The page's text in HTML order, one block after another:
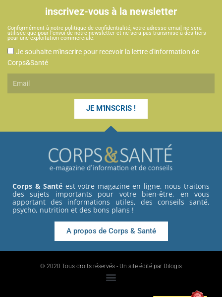
inscrivez-vous à la newsletter
Conformément à notre politique de confidentialité, votre adresse email ne sera
utilisée que pour l'envoi de notre newsletter et ne sera pas transmise à des tiers
pour une exploitation commerciale.
CGUJe souhaite m'inscrire pour recevoir la lettre d'information de
Corps&Santé
JE M'INSCRIS !
Corps & Santé est votre magazine en ligne, nous traitons
des sujets importants pour votre bien-être, en vous
apportant des informations utiles, des conseils santé,
psycho, nutrition et des bons plans !
A propos de Corps & Santé
© 2020 Tous droits réservés - Un site édité par Dilogis